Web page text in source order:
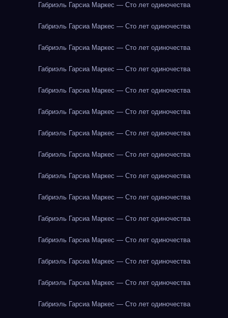
Габриэль Гарсиа Маркес — Сто лет одиночества
Габриэль Гарсиа Маркес — Сто лет одиночества
Габриэль Гарсиа Маркес — Сто лет одиночества
Габриэль Гарсиа Маркес — Сто лет одиночества
Габриэль Гарсиа Маркес — Сто лет одиночества
Габриэль Гарсиа Маркес — Сто лет одиночества
Габриэль Гарсиа Маркес — Сто лет одиночества
Габриэль Гарсиа Маркес — Сто лет одиночества
Габриэль Гарсиа Маркес — Сто лет одиночества
Габриэль Гарсиа Маркес — Сто лет одиночества
Габриэль Гарсиа Маркес — Сто лет одиночества
Габриэль Гарсиа Маркес — Сто лет одиночества
Габриэль Гарсиа Маркес — Сто лет одиночества
Габриэль Гарсиа Маркес — Сто лет одиночества
Габриэль Гарсиа Маркес — Сто лет одиночества